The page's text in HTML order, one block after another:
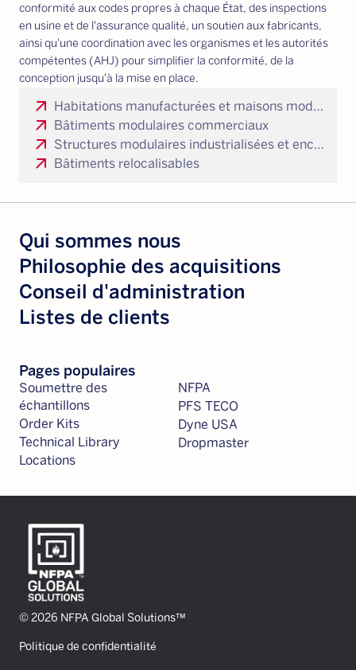
conformité aux codes propres à chaque État, des inspections
en usine et de l'assurance qualité, un soutien aux fabricants,
ainsi qu'une coordination avec les organismes et les autorités
compétentes (AHJ) pour simplifier la conformité, de la
conception jusqu'à la mise en place.
arrow_outward Habitations manufacturées et maisons modulaires
arrow_outward Bâtiments modulaires commerciaux
arrow_outward Structures modulaires industrialisées et enceintes d'équipements
arrow_outward Bâtiments relocalisables
Qui sommes nous
Philosophie des acquisitions
Conseil d'administration
Listes de clients
Pages populaires
Soumettre des
échantillons
Order Kits
Technical Library
Locations
NFPA
PFS TECO
Dyne USA
Dropmaster
© 2026 NFPA Global Solutions™
Politique de confidentialité